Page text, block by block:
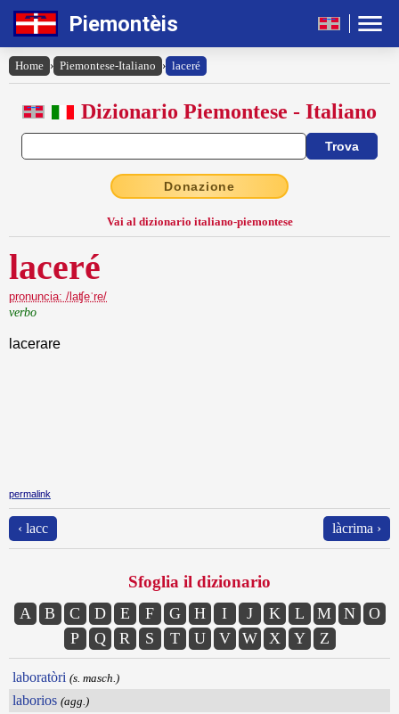
Piemontèis
Home › Piemontese-Italiano › laceré
Dizionario Piemontese - Italiano
Donazione
Vai al dizionario italiano-piemontese
laceré
pronuncia: /laʧeˈre/
verbo
lacerare
permalink
‹ lacc làcrima ›
Sfoglia il dizionario
A B C D E F G H I J K L M N
O
P
Q R S T U V W X Y Z
laboratòri (s. masch.)
laborios (agg.)